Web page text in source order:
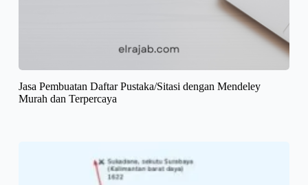
Jasa Pembuatan Daftar Pustaka/Sitasi dengan Mendeley
Murah dan Terpercaya